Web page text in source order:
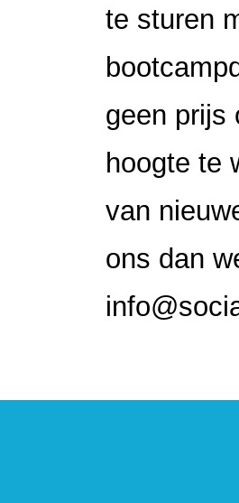
te sturen
geen prijs
hoogte te
van
ons dan